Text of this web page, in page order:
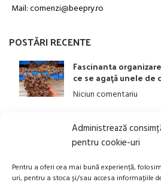
Administrează
pentru cookie-uri
Pentru a oferi cea mai bună experiență,
uri, pentru a stoca și/sau accesa informațiile
Mail: comenzi@beepry.ro
POSTĂRI RECENTE
Fascinanta
ce se agață unele de
Niciun comentariu
LINK-URI UTILE
ANPC